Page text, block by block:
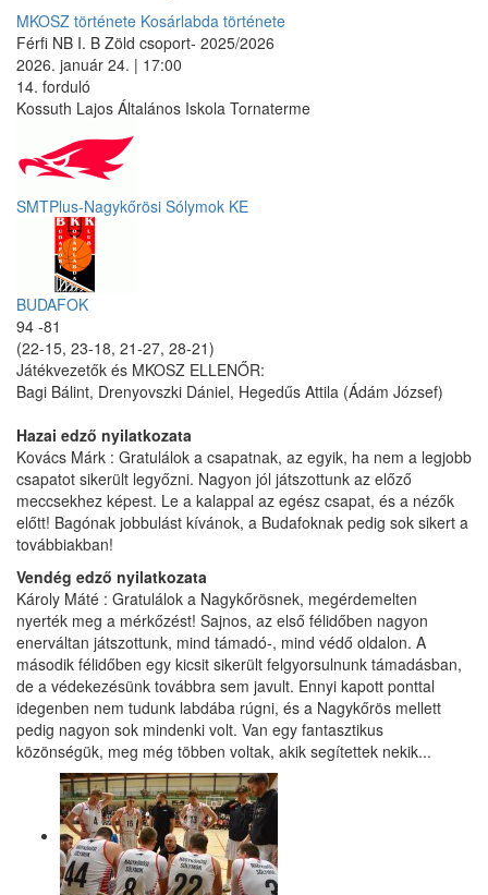
MKOSZ története Kosárlabda története
Férfi NB I. B Zöld csoport- 2025/2026
2026. január 24. | 17:00
14. forduló
Kossuth Lajos Általános Iskola Tornaterme
SMTPlus-Nagykőrösi Sólymok KE
BUDAFOK
94 -81
(22-15, 23-18, 21-27, 28-21)
Játékvezetők és MKOSZ ELLENŐR:
Bagi Bálint, Drenyovszki Dániel, Hegedűs Attila (Ádám József)
Hazai edző nyilatkozata
Kovács Márk : Gratulálok a csapatnak, az egyik, ha nem a legjobb
csapatot sikerült legyőzni. Nagyon jól játszottunk az előző
meccsekhez képest. Le a kalappal az egész csapat, és a nézők
előtt! Bagónak jobbulást kívánok, a Budafoknak pedig sok sikert a
továbbiakban!
Vendég edző nyilatkozata
Károly Máté : Gratulálok a Nagykőrösnek, megérdemelten
nyerték meg a mérkőzést! Sajnos, az első félidőben nagyon
enerváltan játszottunk, mind támadó-, mind védő oldalon. A
második félidőben egy kicsit sikerült felgyorsulnunk támadásban,
de a védekezésünk továbbra sem javult. Ennyi kapott ponttal
idegenben nem tudunk labdába rúgni, és a Nagykőrös mellett
pedig nagyon sok mindenki volt. Van egy fantasztikus
közönségük, meg még többen voltak, akik segítettek nekik...